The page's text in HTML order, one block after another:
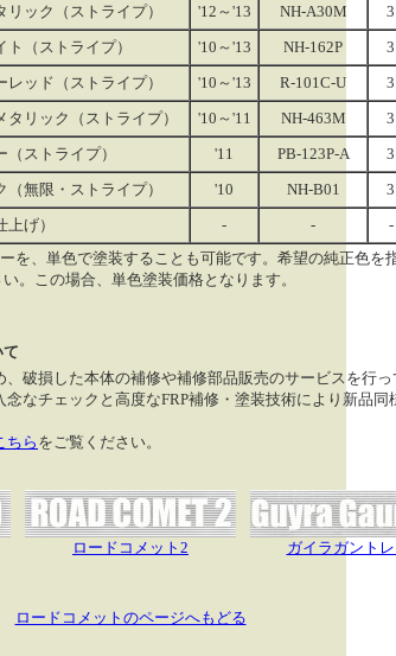
ック（ストライプ）
'12～'13 NH-A30M
3
（ストライプ）
'10～'13 NH-162P
3
ッド（ストライプ）
'10～'13 R-101C-U
3
リック（ストライプ）
'10～'11 NH-463M
3
ストライプ）
'11 PB-123P-A
3
無限・ストライプ）
'10 NH-B01
3
げ）
- -
-
を、単色で塗装することも可能です。希望の純正色を
。この場合、単色塗装価格となります。
破損した本体の補修や補修部品販売のサービスを行っ
なチェックと高度なFRP補修・塗装技術により新品同
ちら をご覧ください。
ロードコメット2 ガイラガント
ロードコメットのページへもどる